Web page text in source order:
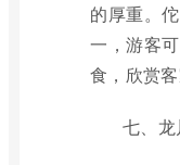
的厚重。
一，游客
食，欣赏
七、